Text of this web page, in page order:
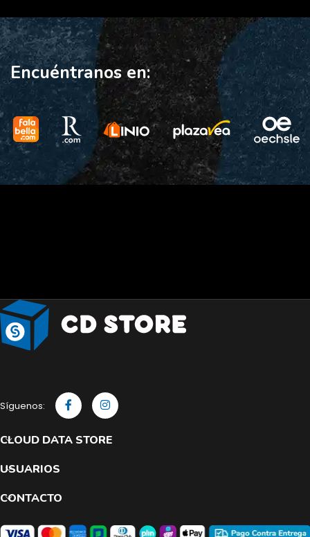
Encuéntranos en:
Síguenos:
CLOUD DATA STORE
USUARIOS
CONTACTO